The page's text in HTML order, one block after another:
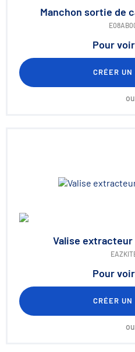
Manchon sortie de
Pour
CRÉER UN
ou
Valise extracteur
Pour
CRÉER UN
ou